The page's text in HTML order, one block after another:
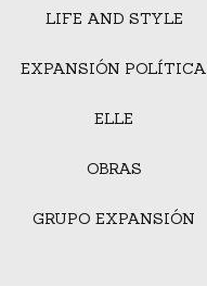
LIFE AND STYLE
EXPANSIÓN POLÍTICA
ELLE
OBRAS
GRUPO EXPANSIÓN